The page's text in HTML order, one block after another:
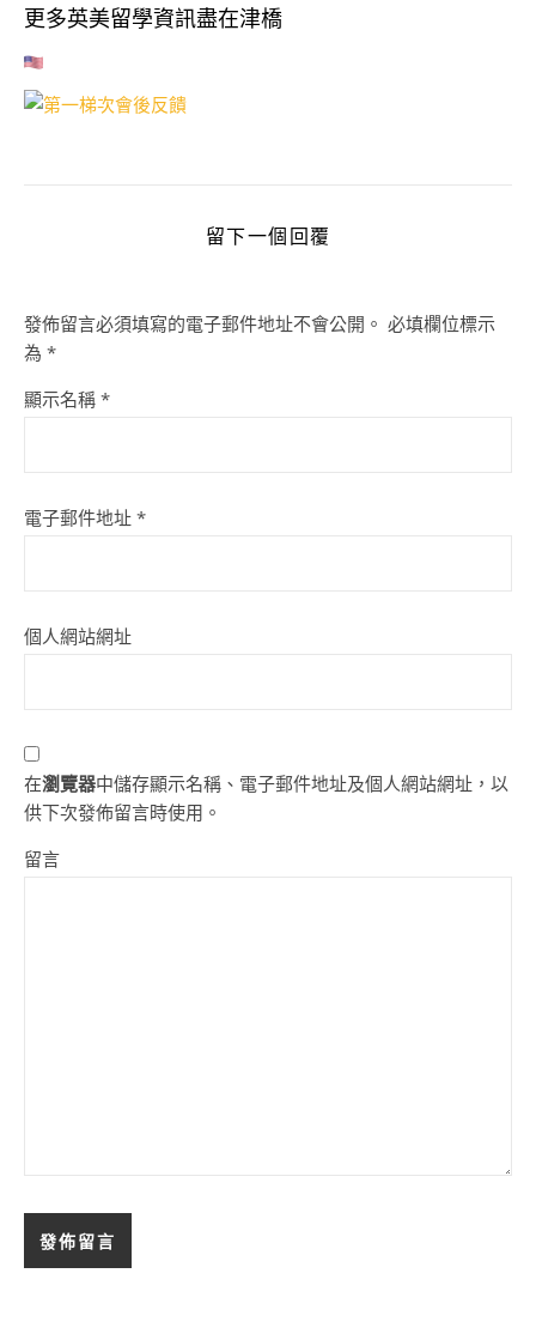
更多英美留學資訊盡在津橋
留下一個回覆
發佈留言必須填寫的電子郵件地址不會公開。 必填欄位標示
為 *
顯示名稱 *
電子郵件地址 *
個人網站網址
在瀏覽器中儲存顯示名稱、電子郵件地址及個人網站網址，以
供下次發佈留言時使用。
留言